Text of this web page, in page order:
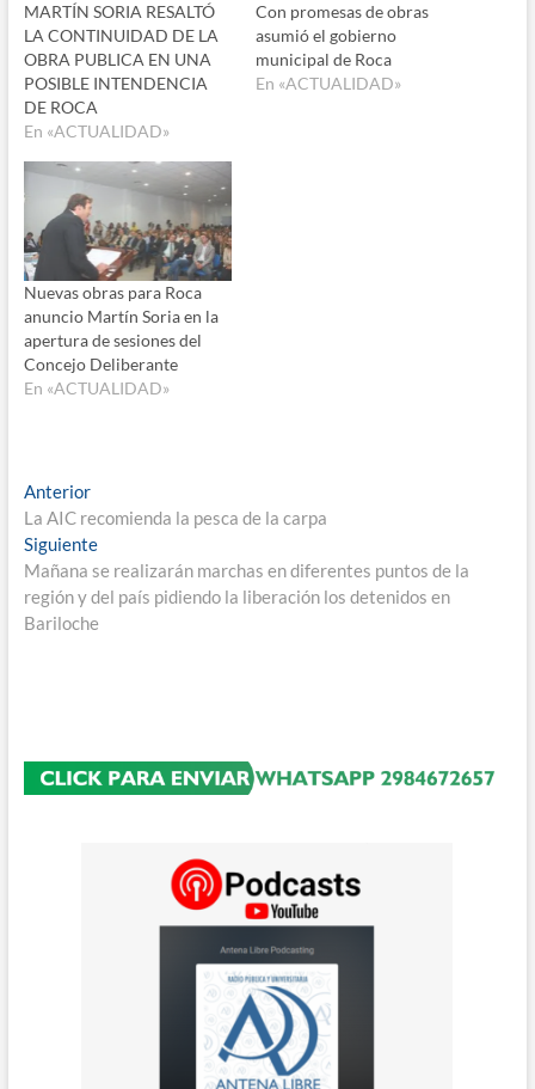
MARTÍN SORIA RESALTÓ
LA CONTINUIDAD DE LA
OBRA PUBLICA EN UNA
POSIBLE INTENDENCIA
DE ROCA
En «ACTUALIDAD»
Con promesas de obras
asumió el gobierno
municipal de Roca
En «ACTUALIDAD»
Nuevas obras para Roca
anuncio Martín Soria en la
apertura de sesiones del
Concejo Deliberante
En «ACTUALIDAD»
Navegación
de
entradas
AnteriorEntrada
anterior:
La AIC recomienda la pesca de la carpa
SiguienteEntrada
siguiente:
Mañana se realizarán marchas en diferentes puntos de la
región y del país pidiendo la liberación los detenidos en
Bariloche